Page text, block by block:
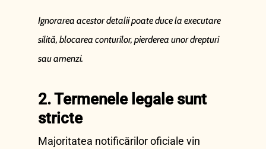
Ignorarea acestor detalii poate duce la executare
silită, blocarea conturilor, pierderea unor drepturi
sau amenzi.
2. Termenele legale sunt
stricte
Majoritatea notificărilor oficiale vin